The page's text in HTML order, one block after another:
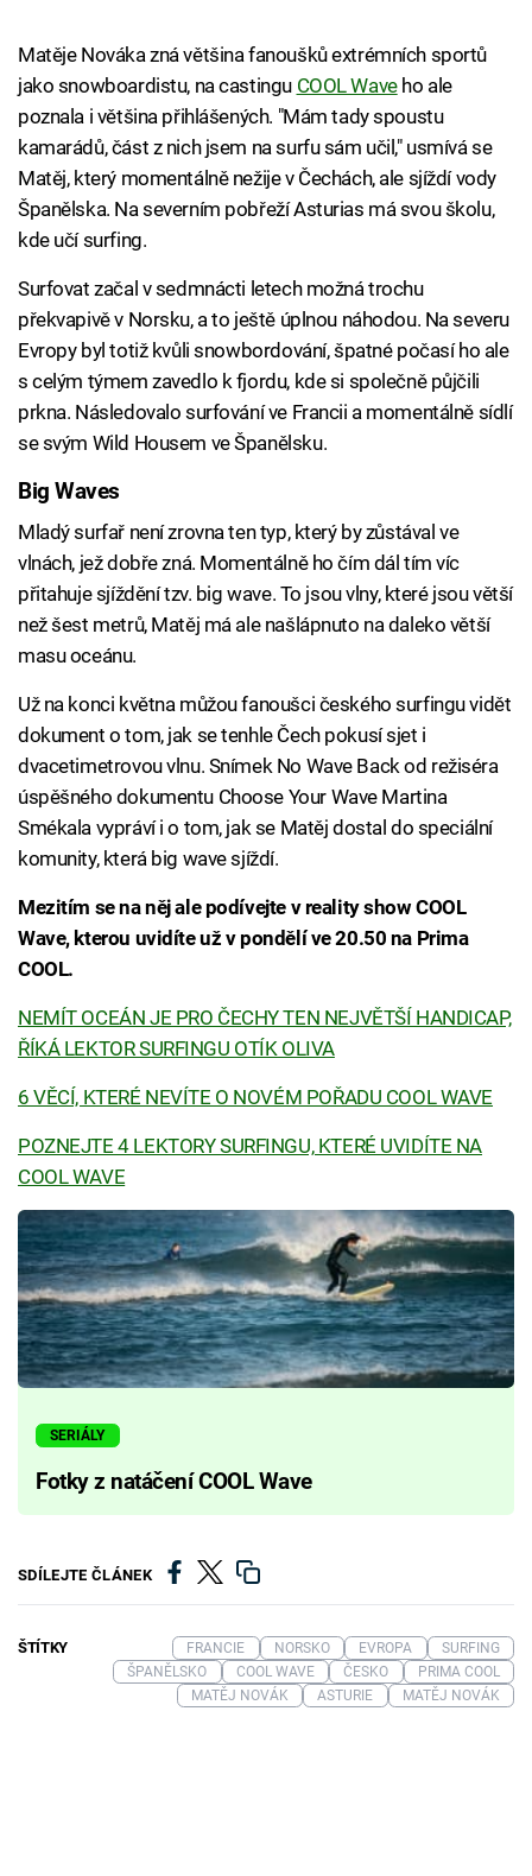
Matěje Nováka zná většina fanoušků extrémních sportů
jako snowboardistu, na castingu COOL Waveho ale
poznala i většina přihlášených. "Mám tady spoustu
kamarádů, část z nich jsem na surfu sám učil," usmívá se
Matěj, který momentálně nežije v Čechách, ale sjíždí vody
Španělska. Na severním pobřeží Asturias má svou školu,
kde učí surfing.
Surfovat začal v sedmnácti letech možná trochu
překvapivě v Norsku, a to ještě úplnou náhodou. Na severu
Evropy byl totiž kvůli snowbordování, špatné počasí ho ale
s celým týmem zavedlo k fjordu, kde si společně půjčili
prkna. Následovalo surfování ve Francii a momentálně sídlí
se svým Wild Housem ve Španělsku.
Big Waves
Mladý surfař není zrovna ten typ, který by zůstával ve
vlnách, jež dobře zná. Momentálně ho čím dál tím víc
přitahuje sjíždění tzv. big wave. To jsou vlny, které jsou větší
než šest metrů, Matěj má ale našlápnuto na daleko větší
masu oceánu.
Už na konci května můžou fanoušci českého surfingu vidět
dokument o tom, jak se tenhle Čech pokusí sjet i
dvacetimetrovou vlnu. Snímek No Wave Back od režiséra
úspěšného dokumentu Choose Your Wave Martina
Smékala vypráví i o tom, jak se Matěj dostal do speciální
komunity, která big wave sjíždí.
Mezitím se na něj ale podívejte v reality show COOL
Wave, kterou uvidíte už v pondělí ve 20.50 na Prima
COOL.
NEMÍT OCEÁN JE PRO ČECHY TEN NEJVĚTŠÍ HANDICAP,
ŘÍKÁ LEKTOR SURFINGU OTÍK OLIVA
6 VĚCÍ, KTERÉ NEVÍTE O NOVÉM POŘADU COOL WAVE
POZNEJTE 4 LEKTORY SURFINGU, KTERÉ UVIDÍTE NA
COOL WAVE
SERIÁLY
Fotky z natáčení COOL Wave
SDÍLEJTE ČLÁNEK
ŠTÍTKY FRANCIE NORSKO EVROPA
SURFING
ŠPANĚLSKO
COOL WAVE ČESKO
PRIMA COOL
MATĚJ NOVÁK
ASTURIE MATĚJ NOVÁK